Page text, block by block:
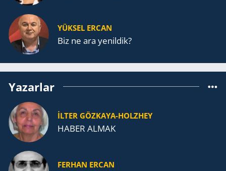
YÜKSEL ERCAN
Biz ne ara yenildik?
Yazarlar
İLTER GÖZKAYA-HOLZHEY
HABER ALMAK
FERHAN ERCAN